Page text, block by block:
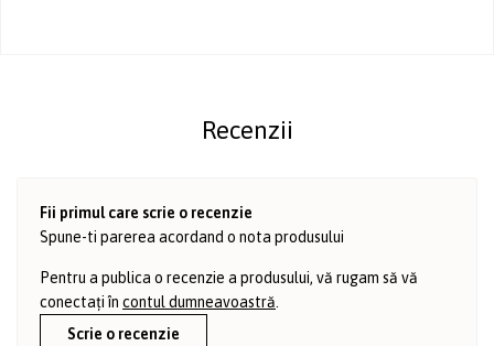
Recenzii
Fii primul care scrie o recenzie
Spune-ti parerea acordand o nota produsului
Pentru a publica o recenzie a produsului, vă rugam să vă
conectați în contul dumneavoastră.
Scrie o recenzie